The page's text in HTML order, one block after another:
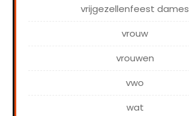
vrijgezellenfeest dames
vrouw
vrouwen
vwo
wat